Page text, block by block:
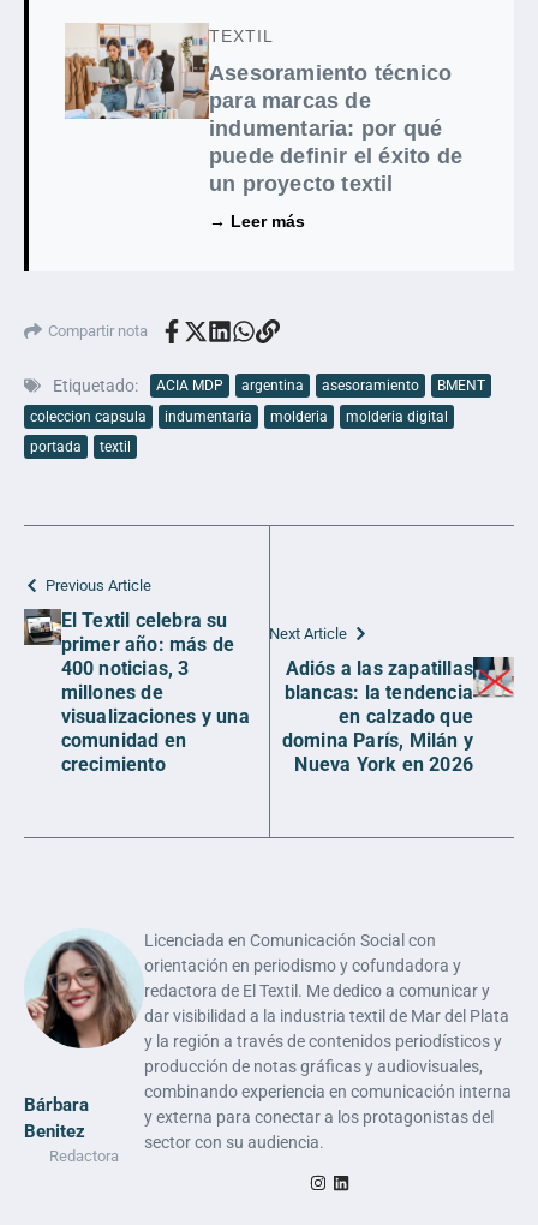
TEXTIL
Asesoramiento técnico
para marcas de
indumentaria: por qué
puede definir el éxito de
un proyecto textil
→ Leer más
Compartir nota
Etiquetado: ACIA MDP argentina asesoramiento
BMENT
coleccion capsula
indumentaria molderia
molderia digital
portada
textil
Previous Article
El Textil celebra su
primer año: más de
400 noticias, 3
millones de
visualizaciones y una
comunidad en
crecimiento
Next Article
Adiós a las zapatillas
blancas: la tendencia
en calzado que
domina París, Milán y
Nueva York en 2026
Bárbara
Benitez
Redactora
Licenciada en Comunicación Social con
orientación en periodismo y cofundadora y
redactora de El Textil. Me dedico a comunicar y
dar visibilidad a la industria textil de Mar del Plata
y la región a través de contenidos periodísticos y
producción de notas gráficas y audiovisuales,
combinando experiencia en comunicación interna
y externa para conectar a los protagonistas del
sector con su audiencia.